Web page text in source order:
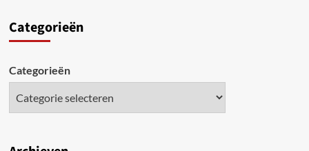
Categorieën
Categorieën